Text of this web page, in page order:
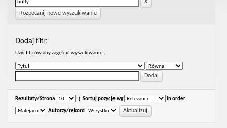
Rozpocznij nowe wyszukiwanie
Dodaj filtr:
Uzyj filtrów aby zagęścić wyszukiwanie.
Rezultaty/Strona Sortuj pozycje wg In order
Autorzy/rekord